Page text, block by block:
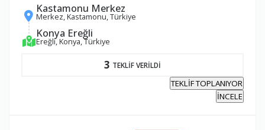
Kastamonu Merkez
Merkez, Kastamonu, Türkiye
Konya Ereğli
Ereğli, Konya, Türkiye
3 TEKLİF VERİLDİ
TEKLİF TOPLANIYOR
İNCELE